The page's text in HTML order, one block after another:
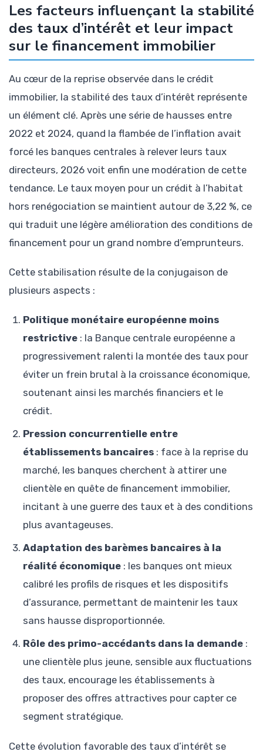
Les facteurs influençant la stabilité
des taux d’intérêt et leur impact
sur le financement immobilier
Au cœur de la reprise observée dans le crédit
immobilier, la stabilité des taux d’intérêt représente
un élément clé. Après une série de hausses entre
2022 et 2024, quand la flambée de l’inflation avait
forcé les banques centrales à relever leurs taux
directeurs, 2026 voit enfin une modération de cette
tendance. Le taux moyen pour un crédit à l’habitat
hors renégociation se maintient autour de 3,22 %, ce
qui traduit une légère amélioration des conditions de
financement pour un grand nombre d’emprunteurs.
Cette stabilisation résulte de la conjugaison de
plusieurs aspects :
Politique monétaire européenne moins
restrictive : la Banque centrale européenne a
progressivement ralenti la montée des taux pour
éviter un frein brutal à la croissance économique,
soutenant ainsi les marchés financiers et le
crédit.
Pression concurrentielle entre
établissements bancaires : face à la reprise du
marché, les banques cherchent à attirer une
clientèle en quête de financement immobilier,
incitant à une guerre des taux et à des conditions
plus avantageuses.
Adaptation des barèmes bancaires à la
réalité économique : les banques ont mieux
calibré les profils de risques et les dispositifs
d’assurance, permettant de maintenir les taux
sans hausse disproportionnée.
Rôle des primo-accédants dans la demande :
une clientèle plus jeune, sensible aux fluctuations
des taux, encourage les établissements à
proposer des offres attractives pour capter ce
segment stratégique.
Cette évolution favorable des taux d’intérêt se